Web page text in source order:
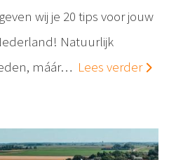
wij je 20 tips voor jouw
Natuurlijk
máár… Lees verder